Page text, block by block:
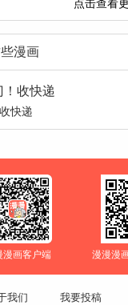
漫画
快递
漫画客户端 漫漫漫
我们 我要投稿